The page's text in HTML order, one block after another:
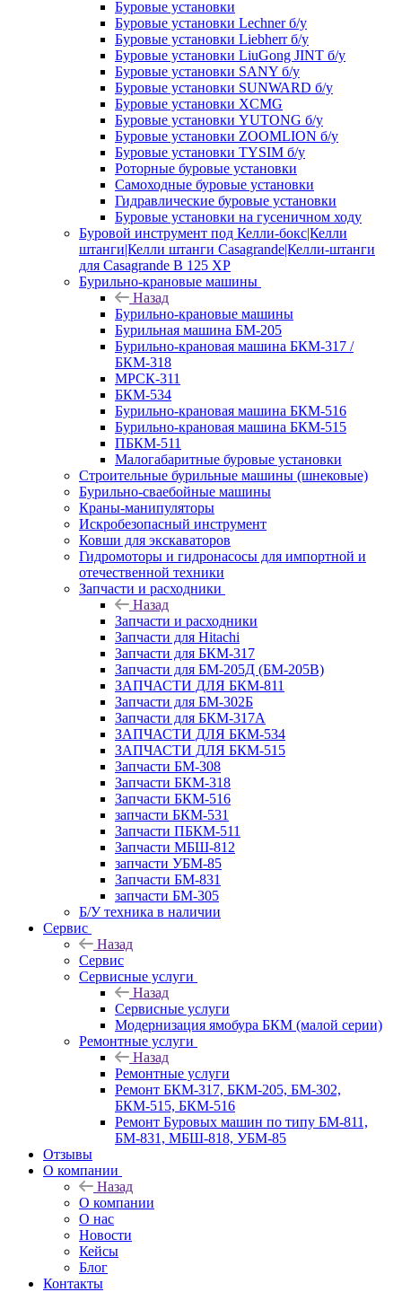
Буровые установки
Буровые установки Lechner б/у
Буровые установки Liebherr б/у
Буровые установки LiuGong JINT б/у
Буровые установки SANY б/у
Буровые установки SUNWARD б/у
Буровые установки XCMG
Буровые установки YUTONG б/у
Буровые установки ZOOMLION б/у
Буровые установки TYSIM б/у
Роторные буровые установки
Самоходные буровые установки
Гидравлические буровые установки
Буровые установки на гусеничном ходу
Буровой инструмент под Келли-бокс|Келли
штанги|Келли штанги Casagrande|Келли-штанги
для Casagrande B 125 XP
Бурильно-крановые машины
Назад
Бурильно-крановые машины
Бурильная машина БМ-205
Бурильно-крановая машина БКМ-317 /
БКМ-318
МРСК-311
БКМ-534
Бурильно-крановая машина БКМ-516
Бурильно-крановая машина БКМ-515
ПБКМ-511
Малогабаритные буровые установки
Строительные бурильные машины (шнековые)
Бурильно-сваебойные машины
Краны-манипуляторы
Искробезопасный инструмент
Ковши для экскаваторов
Гидромоторы и гидронасосы для импортной и
отечественной техники
Запчасти и расходники
Назад
Запчасти и расходники
Запчасти для Hitachi
Запчасти для БКМ-317
Запчасти для БМ-205Д (БМ-205В)
ЗАПЧАСТИ ДЛЯ БКМ-811
Запчасти для БМ-302Б
Запчасти для БКМ-317А
ЗАПЧАСТИ ДЛЯ БКМ-534
ЗАПЧАСТИ ДЛЯ БКМ-515
Запчасти БМ-308
Запчасти БКМ-318
Запчасти БКМ-516
запчасти БКМ-531
Запчасти ПБКМ-511
Запчасти МБШ-812
запчасти УБМ-85
Запчасти БМ-831
запчасти БМ-305
Б/У техника в наличии
Сервис
Назад
Сервис
Сервисные услуги
Назад
Сервисные услуги
Модернизация ямобура БКМ (малой серии)
Ремонтные услуги
Назад
Ремонтные услуги
Ремонт БКМ-317, БКМ-205, БМ-302,
БКМ-515, БКМ-516
Ремонт Буровых машин по типу БМ-811,
БМ-831, МБШ-818, УБМ-85
Отзывы
О компании
Назад
О компании
О нас
Новости
Кейсы
Блог
Контакты